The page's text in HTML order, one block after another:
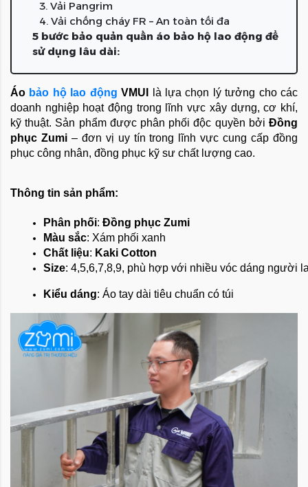
3. Vải Pangrim
4. Vải chống cháy FR – An toàn tối đa
5 bước bảo quản quần áo bảo hộ lao động để
sử dụng lâu dài:
Áo bảo hộ lao động VMUI
là lựa chọn lý tưởng cho các
doanh nghiệp hoạt động trong lĩnh vực xây dựng, cơ khí,
kỹ thuật. Sản phẩm được phân phối độc quyền bởi Đồng
phục Zumi– đơn vị uy tín trong lĩnh vực cung cấp đồng
phục công nhân, đồng phục kỹ sư chất lượng cao.
Thông tin sản phẩm:
Phân phối: Đồng phục Zumi
Màu sắc: Xám phối xanh
Chất liệu: Kaki Cotton
Size: 4,5,6,7,8,9, phù hợp với nhiều vóc dáng người
Kiểu dáng: Áo tay dài tiêu chuẩn có túi